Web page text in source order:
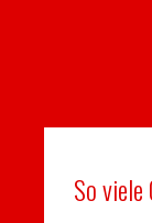
So viele